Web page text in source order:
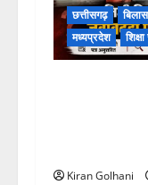
छत्तीसगढ़
मध्यप्रदेश
Kiran Golhani